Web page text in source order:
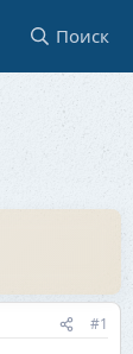
Поиск
#1